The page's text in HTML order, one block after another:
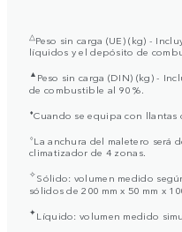
△Peso sin carga (UE) (kg) -
líquidos y el depósito de
▲ Peso sin carga (DIN) (kg) -
de combustible al 90 %.
⬧Cuando se equipa con llantas
⬨La anchura del maletero será
climatizador de 4 zonas.
✧Sólido: volumen medido
sólidos de 200 mm x 50 mm x
✦Líquido: volumen medido